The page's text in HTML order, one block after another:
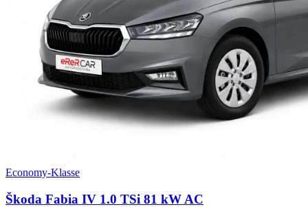
Economy-Klasse
Škoda Fabia IV 1.0 TSi 81 kW AC